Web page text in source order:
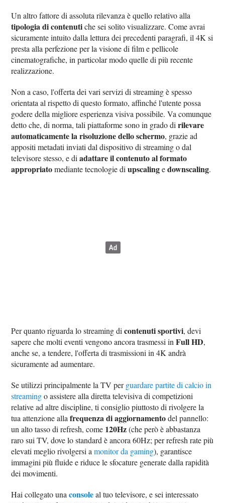
Un altro fattore di assoluta rilevanza è quello relativo alla
tipologia di contenutiche sei solito visualizzare. Come avrai
sicuramente intuito dalla lettura dei precedenti paragrafi, il 4K si
presta alla perfezione per la visione di film e pellicole
cinematografiche, in particolar modo quelle di più recente
realizzazione.
Non a caso, l'offerta dei vari servizi di streaming è spesso
orientata al rispetto di questo formato, affinché l'utente possa
godere della migliore esperienza visiva possibile. Va comunque
detto che, di norma, tali piattaforme sono in grado dirilevare
automaticamente la risoluzione dello schermo, grazie ad
appositi metadati inviati dal dispositivo di streaming o dal
televisore stesso, e diadattare il contenuto al formato
appropriatomediante tecnologie diupscalingedownscaling.
Per quanto riguarda lo streaming dicontenuti sportivi, devi
sapere che molti eventi vengono ancora trasmessi inFull HD,
anche se, a tendere, l'offerta di trasmissioni in 4K andrà
sicuramente ad aumentare.
Se utilizzi principalmente la TV perguardare partite di calcio in
streamingo assistere alla diretta televisiva di competizioni
relative ad altre discipline, ti consiglio piuttosto di rivolgere la
tua attenzione allafrequenza di aggiornamentodel pannello:
un alto tasso di refresh, come 120Hz(che però è abbastanza
raro sui TV, dove lo standard è ancora 60Hz; per refresh rate più
elevati meglio rivolgersi amonitor da gaming), garantisce
immagini più fluide e riduce le sfocature generate dalla rapidità
dei movimenti.
Hai collegato unaconsoleal tuo televisore, e sei interessato